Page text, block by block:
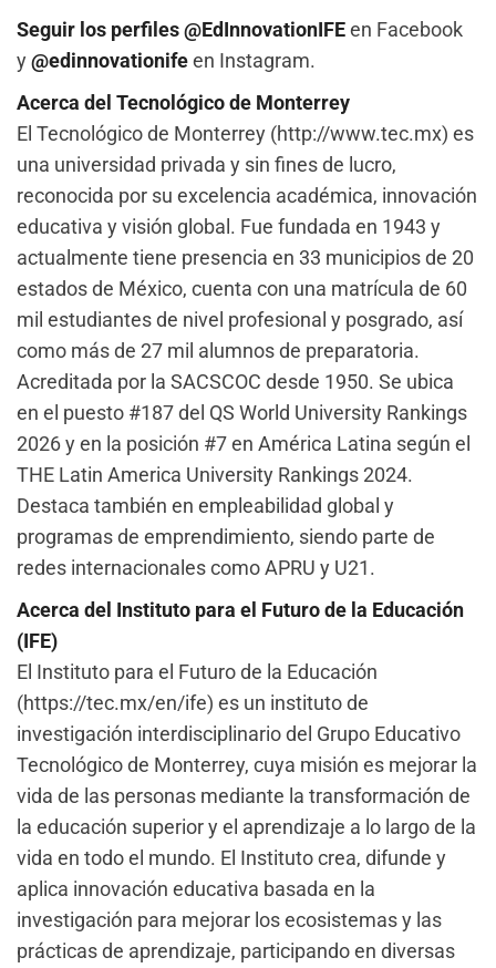
Seguir los perfiles @EdInnovationIFEen Facebook
y@edinnovationifeen Instagram.
Acerca del Tecnológico de Monterrey
El Tecnológico de Monterrey (http://www.tec.mx) es
una universidad privada y sin fines de lucro,
reconocida por su excelencia académica, innovación
educativa y visión global. Fue fundada en 1943 y
actualmente tiene presencia en 33 municipios de 20
estados de México, cuenta con una matrícula de 60
mil estudiantes de nivel profesional y posgrado, así
como más de 27 mil alumnos de preparatoria.
Acreditada por la SACSCOC desde 1950. Se ubica
en el puesto #187 del QS World University Rankings
2026 y en la posición #7 en América Latina según el
THE Latin America University Rankings 2024.
Destaca también en empleabilidad global y
programas de emprendimiento, siendo parte de
redes internacionales como APRU y U21.
Acerca del Instituto para el Futuro de la Educación
(IFE)
El Instituto para el Futuro de la Educación
(https://tec.mx/en/ife) es un instituto de
investigación interdisciplinario del Grupo Educativo
Tecnológico de Monterrey, cuya misión es mejorar la
vida de las personas mediante la transformación de
la educación superior y el aprendizaje a lo largo de la
vida en todo el mundo. El Instituto crea, difunde y
aplica innovación educativa basada en la
investigación para mejorar los ecosistemas y las
prácticas de aprendizaje, participando en diversas